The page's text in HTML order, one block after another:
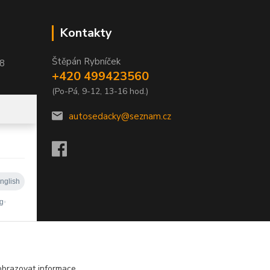
Kontakty
Štěpán Rybníček
+420 499423560
(Po-Pá, 9-12, 13-16 hod.)
autosedacky@seznam.cz